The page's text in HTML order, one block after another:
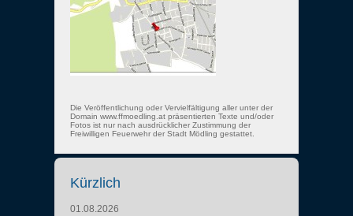
Die Veröffentlichung oder Vervielfältigung aller unter der
Domain www.ffmoedling.at präsentierten Texte und/oder
Fotos ist nur nach ausdrücklicher Zustimmung der
Freiwilligen Feuerwehr der Stadt Mödling gestattet.
Kürzlich
01.08.2026